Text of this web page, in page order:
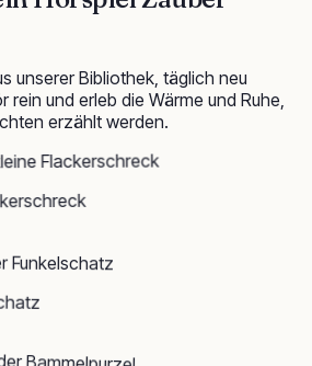
unserer Bibliothek, täglich neu
rein und erleb die Wärme und Ruhe,
erzählt werden.